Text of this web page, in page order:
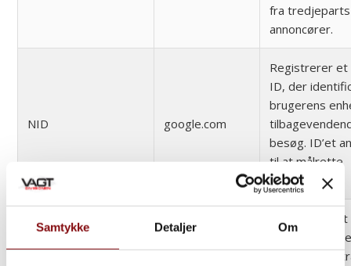
Samtykke Detaljer Om
fra
annoncører.
NID google.com
Registrerer et
ID, der
brugerens
besøg. ID’et
til at målrette
annoncer
Registrerer
på mobile
at muliggøre